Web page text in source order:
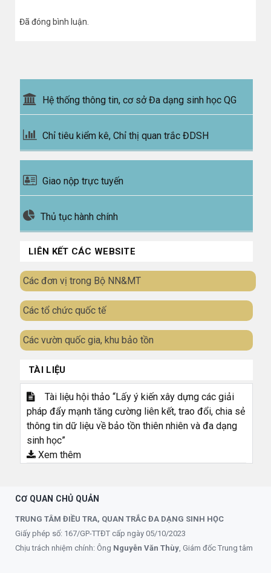
Đã đóng bình luận.
Hệ thống thông tin, cơ sở Đa dạng sinh học QG
Chỉ tiêu kiểm kê, Chỉ thị quan trắc ĐDSH
Giao nộp trực tuyến
Thủ tục hành chính
LIÊN KẾT CÁC WEBSITE
Các đơn vị trong Bộ NN&MT
Các tổ chức quốc tế
Các vườn quốc gia, khu bảo tồn
TÀI LIỆU
Tài liệu hội thảo “Lấy ý kiến xây dựng các giải
pháp đẩy mạnh tăng cường liên kết, trao đổi, chia sẻ
thông tin dữ liệu về bảo tồn thiên nhiên và đa dạng
sinh học”
Xem thêm
CƠ QUAN CHỦ QUẢN
TRUNG TÂM ĐIỀU TRA, QUAN TRẮC ĐA DẠNG SINH HỌC
Giấy phép số: 167/GP-TTĐT cấp ngày 05/10/2023
Chịu trách nhiệm chính: Ông Nguyễn Văn Thùy, Giám đốc Trung tâm